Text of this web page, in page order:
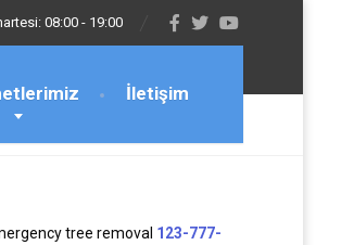
08:00 - 19:00
İletişim
tree removal 123-777-